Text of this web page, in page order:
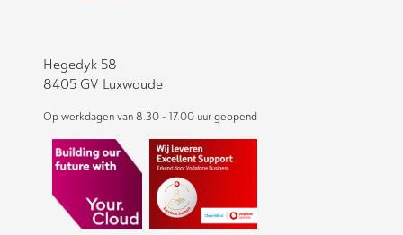
Hegedyk 58
8405 GV Luxwoude
Op werkdagen van 8.30 - 17.00 uur geopend